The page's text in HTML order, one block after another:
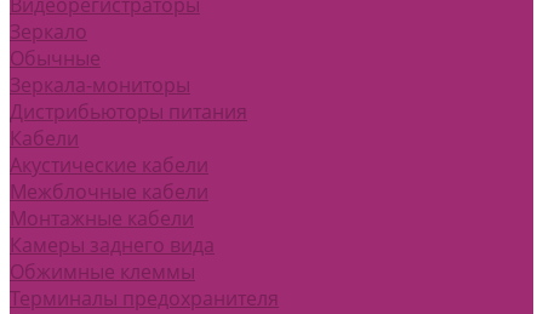
Зеркало
Обычные
Зеркала-мониторы
Дистрибьюторы питания
Кабели
Акустические кабели
Межблочные кабели
Монтажные кабели
Камеры заднего вида
Обжимные клеммы
Терминалы предохранителя